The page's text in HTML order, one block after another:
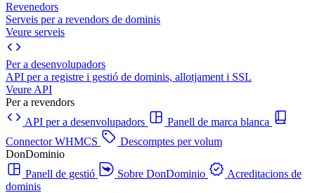
Revenedors
Serveis per a revendors de dominis
Veure serveis
Per a desenvolupadors
API per a registre i gestió de dominis, allotjament i SSL
Veure API
Per a revendors
API per a desenvolupadors
Panell de marca blanca
Connector WHMCS
Descomptes per volum
DonDominio
Panell de gestió
Sobre DonDominio
Acreditacions de
dominis